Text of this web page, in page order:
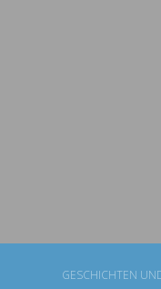
GESCHICHTEN